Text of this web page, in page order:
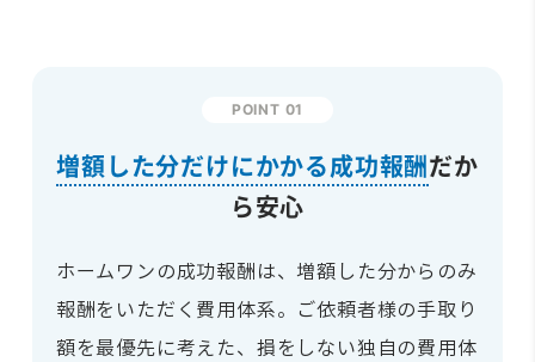
POINT 01
増額した分だけにかかる成功報酬 だか
ら安心
ホームワンの成功報酬は、増額した分からのみ
報酬をいただく費用体系。ご依頼者様の手取り
額を最優先に考えた、損をしない独自の費用体